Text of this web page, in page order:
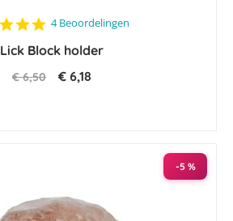
5.0
rating
4 Beoordelingen
Lick Block holder
€ 6,50 € 6,18
-5 %